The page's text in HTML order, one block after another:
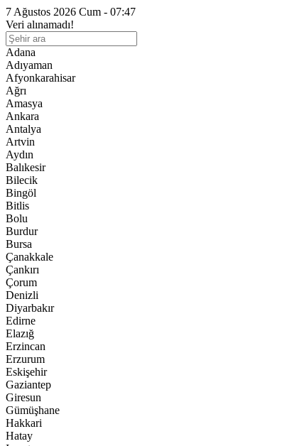
7 Ağustos 2026 Cum - 07:47
Veri alınamadı!
Adana
Adıyaman
Afyonkarahisar
Ağrı
Amasya
Ankara
Antalya
Artvin
Aydın
Balıkesir
Bilecik
Bingöl
Bitlis
Bolu
Burdur
Bursa
Çanakkale
Çankırı
Çorum
Denizli
Diyarbakır
Edirne
Elazığ
Erzincan
Erzurum
Eskişehir
Gaziantep
Giresun
Gümüşhane
Hakkari
Hatay